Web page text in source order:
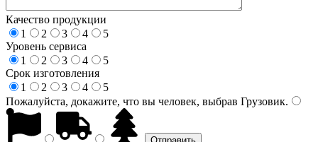
Качество продукции
1
2 3 4
5
Уровень сервиса
1
2 3 4
5
Срок изготовления
1
2 3 4
5
Пожалуйста, докажите, что вы человек, выбрав Грузовик.